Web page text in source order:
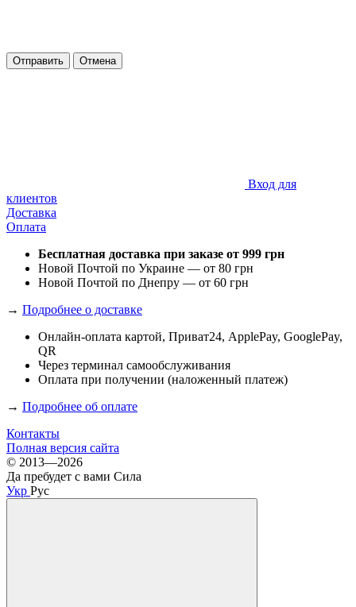
Отправить Отмена
Вход для
клиентов
Доставка
Оплата
Бесплатная доставка при заказе от 999 грн
Новой Почтой по Украине — от 80 грн
Новой Почтой по Днепру — от 60 грн
→ Подробнее о доставке
Онлайн-оплата картой, Приват24, ApplePay, GooglePay,
QR
Через терминал самообслуживания
Оплата при получении (наложенный платеж)
→ Подробнее об оплате
Контакты
Полная версия сайта
© 2013—2026
Да пребудет с вами Сила
Укр Рус